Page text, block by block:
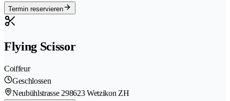
Termin reservieren
Flying Scissor
Coiffeur
Geschlossen
Neubühlstrasse 298623 Wetzikon ZH